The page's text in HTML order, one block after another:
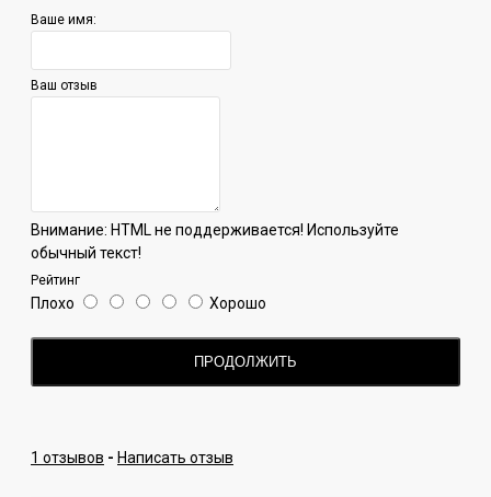
Это очень удобно для тех, кто не любит выдумывать
за вас.
Ваше имя:
Ваш отзыв
Внимание: HTML не поддерживается! Используйте
обычный текст!
Рейтинг
Плохо Хорошо
ПРОДОЛЖИТЬ
1 отзывов - Написать отзыв